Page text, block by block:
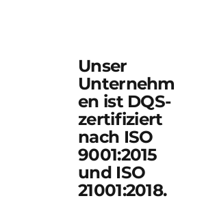
Unser
Unternehm
en ist DQS-
zertifiziert
nach ISO
9001:2015
und ISO
21001:2018.